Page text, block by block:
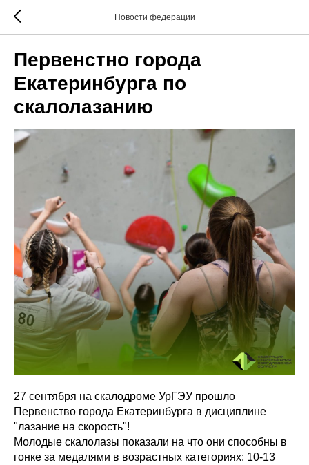
Новости федерации
Первенстно города
Екатеринбурга по
скалолазанию
27 сентября на скалодроме УрГЭУ прошло
Первенство города Екатеринбурга в дисциплине
"лазание на скорость"!
Молодые скалолазы показали на что они способны в
гонке за медалями в возрастных категориях: 10-13